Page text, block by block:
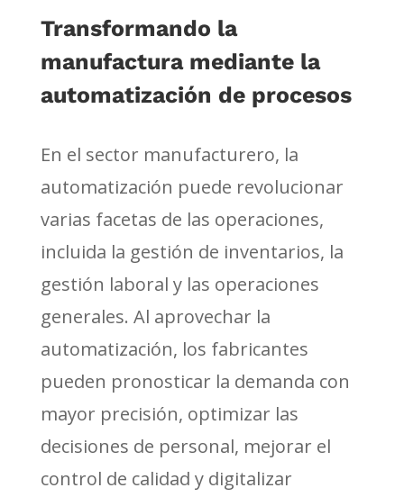
Transformando la
manufactura mediante la
automatización de procesos
En el sector manufacturero, la
automatización puede revolucionar
varias facetas de las operaciones,
incluida la gestión de inventarios, la
gestión laboral y las operaciones
generales. Al aprovechar la
automatización, los fabricantes
pueden pronosticar la demanda con
mayor precisión, optimizar las
decisiones de personal, mejorar el
control de calidad y digitalizar